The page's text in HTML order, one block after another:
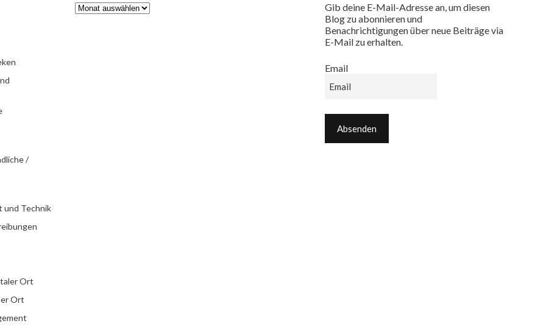
/
und Technik
Ort
Ort
Gib deine E-Mail-Adresse an, um diesen
Blog zu abonnieren und
Benachrichtigungen über neue Beiträge via
E-Mail zu erhalten.
Email